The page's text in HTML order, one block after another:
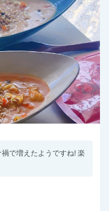
で増えたようですね! 楽